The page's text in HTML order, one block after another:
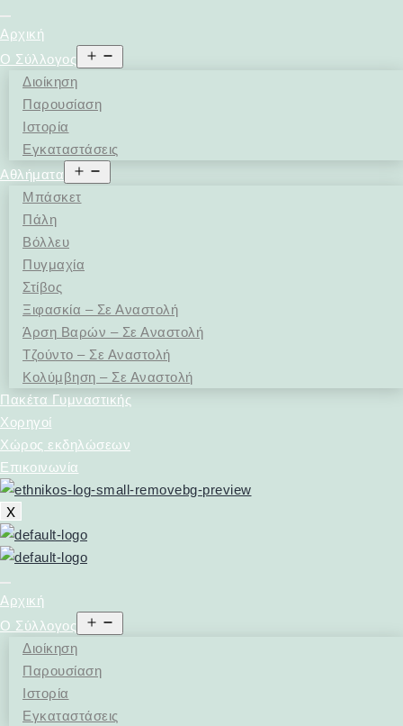
Αρχική
Ο Σύλλογος
menu
Διοίκηση
Παρουσίαση
Ιστορία
Εγκαταστάσεις
Αθλήματα
menu
Μπάσκετ
Πάλη
Βόλλευ
Πυγμαχία
Στίβος
Ξιφασκία – Σε Αναστολή
Άρση Bαρών – Σε Αναστολή
Τζούντο – Σε Αναστολή
Κολύμβηση – Σε Αναστολή
Πακέτα Γυμναστικής
Χορηγοί
Χώρος εκδηλώσεων
Επικοινωνία
X
Αρχική
Ο Σύλλογος
menu
Διοίκηση
Παρουσίαση
Ιστορία
Εγκαταστάσεις